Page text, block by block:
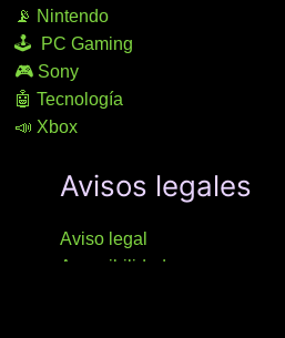
📡 Nintendo
🕹 PC Gaming
🎮 Sony
🤖 Tecnología
📣 Xbox
Avisos legales
Aviso legal
Accesibilidad